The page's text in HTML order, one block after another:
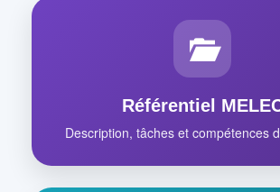
Référentiel
Description, tâches et compétences